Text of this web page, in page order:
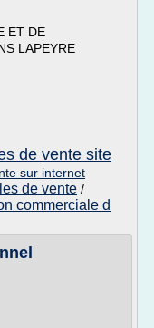
ET DE
LAPEYRE
de vente site
sur internet
de vente /
commerciale d